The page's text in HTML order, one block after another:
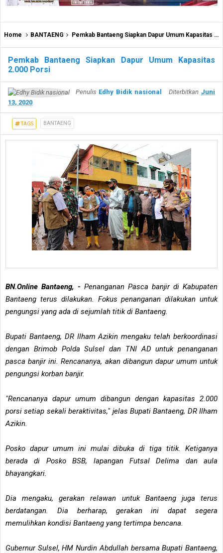
Home BANTAENG Pemkab Bantaeng Siapkan Dapur Umum Kapasitas 2.000 Porsi
Pemkab Bantaeng Siapkan Dapur Umum Kapasitas
2.000 Porsi
Penulis Edhy Bidik nasional DiterbitkanJuni
13, 2020
TAGS BANTAENG
BN.Online Bantaeng, - Penanganan Pasca banjir di Kabupaten
Bantaeng terus dilakukan. Fokus penanganan dilakukan untuk
pengungsi yang ada di sejumlah titik di Bantaeng.
Bupati Bantaeng, DR Ilham Azikin mengaku telah berkoordinasi
dengan Brimob Polda Sulsel dan TNI AD untuk penanganan
pasca banjir ini. Rencananya, akan dibangun dapur umum untuk
pengungsi korban banjir.
"Rencananya dapur umum dibangun dengan kapasitas 2.000
porsi setiap sekali beraktivitas," jelas Bupati Bantaeng, DR Ilham
Azikin.
Posko dapur umum ini mulai dibuka di tiga titik. Ketiganya
berada di Posko BSB, lapangan Futsal Delima dan aula
bhayangkari.
Dia mengaku, gerakan relawan untuk Bantaeng juga terus
berdatangan. Dia berharap, gerakan ini dapat segera
memulihkan kondisi Bantaeng yang tertimpa bencana.
Gubernur Sulsel, HM Nurdin Abdullah bersama Bupati Bantaeng,